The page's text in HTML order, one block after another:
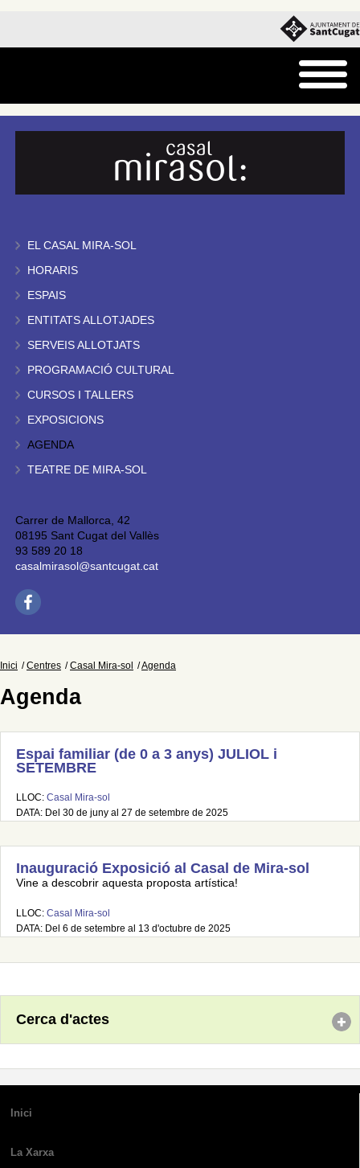
EL CASAL MIRA-SOL
HORARIS
ESPAIS
ENTITATS ALLOTJADES
SERVEIS ALLOTJATS
PROGRAMACIÓ CULTURAL
CURSOS I TALLERS
EXPOSICIONS
AGENDA
TEATRE DE MIRA-SOL
Carrer de Mallorca, 42
08195 Sant Cugat del Vallès
93 589 20 18
casalmirasol@santcugat.cat
Inici Centres Casal Mira-sol Agenda
Agenda
Espai familiar (de 0 a 3 anys) JULIOL i
SETEMBRE
LLOC: Casal Mira-sol
DATA: Del 30 de juny al 27 de setembre de 2025
Inauguració Exposició al Casal de Mira-sol
Vine a descobrir aquesta proposta artística!
LLOC: Casal Mira-sol
DATA: Del 6 de setembre al 13 d'octubre de 2025
Cerca d'actes
Inici
La Xarxa